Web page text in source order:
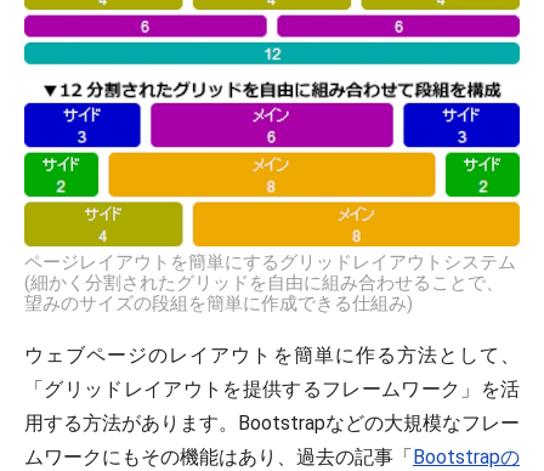
ページレイアウトを簡単にするグリッドレイアウトシステム
(細かく分割されたグリッドを自由に組み合わせることで、
望みのサイズの段組を簡単に作成できる仕組み)
ウェブページのレイアウトを簡単に作る方法として、
「グリッドレイアウトを提供するフレームワーク」を活
用する方法があります。Bootstrapなどの大規模なフレー
ムワークにもその機能はあり、過去の記事「Bootstrapの